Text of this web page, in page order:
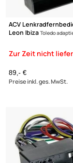
Zur Zeit
ACV
Leon Ibiza Toledo